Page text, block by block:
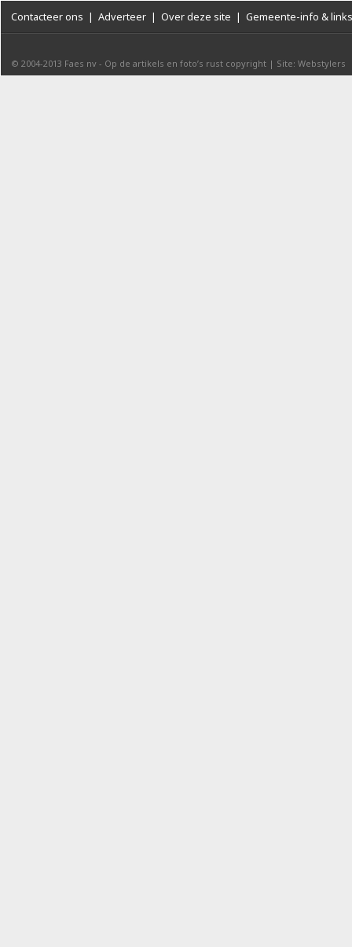
Contacteer ons | Adverteer | Over deze site | Gemeente-info & links
© 2004-2013 Faes nv - Op de artikels en foto’s rust copyright | Site: Webstylers